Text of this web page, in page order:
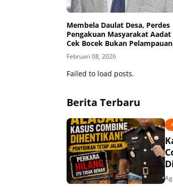
Membela Daulat Desa, Perdes
Pengakuan Masyarakat Aadat
Cek Bocek Bukan Pelampauan
Kewenangan
Februari 08, 2026
Failed to load posts.
Berita Terbaru